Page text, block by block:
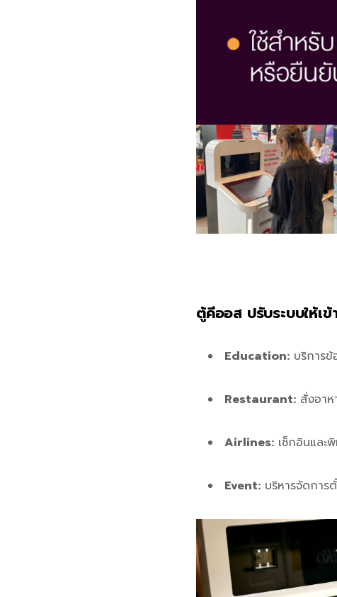
ตู้คีออส ปรับระบบให้เ
Education: บริการ
Restaurant: สั่งอา
Airlines: เช็กอินและ
Event: บริหารจัดกา